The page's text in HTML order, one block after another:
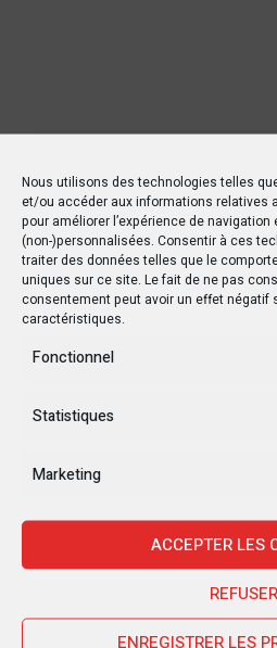
Nous utilisons des technologies telles
et/ou accéder aux informations relatives
pour améliorer l’expérience de
(non-)personnalisées. Consentir à ces
traiter des données telles que le
uniques sur ce site. Le fait de ne pas
consentement peut avoir un effet
caractéristiques.
Fonctionnel
Statistiques
Marketing
ACCEPTER LES
REFUSER
ENREGISTRER LES
Nouvelles Récentes